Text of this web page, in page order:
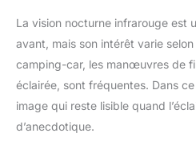
La vision nocturne infrarouge est
avant, mais son intérêt varie
camping-car, les manœuvres de
éclairée, sont fréquentes. Dans
image qui reste lisible quand
d’anecdotique.